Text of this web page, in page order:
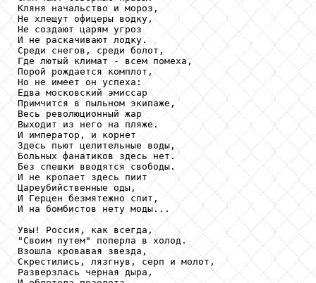
Кляня начальство и мороз,
Не хлещут офицеры водку,
Не создают царям угроз
И не раскачивают лодку.
Среди снегов, среди болот,
Где лютый климат - всем помеха,
Порой рождается комплот,
Но не имеет он успеха:
Едва московский эмиссар
Примчится в пыльном экипаже,
Весь революционный жар
Выходит из него на пляже.
И император, и корнет
Здесь пьют целительные воды,
Больных фанатиков здесь нет.
Без спешки вводятся свободы.
И не кропает здесь пиит
Цареубийственные оды,
И Герцен безмятежно спит,
И на бомбистов нету моды...
Увы! Россия, как всегда,
"Своим путем" поперла в холод.
Взошла кровавая звезда,
Скрестились, лязгнув, серп и молот,
Разверзлась черная дыра,